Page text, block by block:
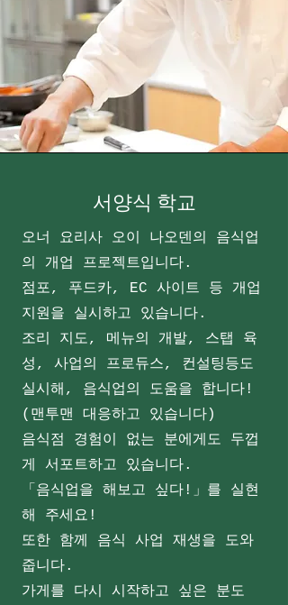
서양식 학교
오너 요리사 오이 나오덴의 음식업
의 개업 프로젝트입니다.
점포, 푸드카, EC 사이트 등 개업
지원을 실시하고 있습니다.
조리 지도, 메뉴의 개발, 스탭 육
성, 사업의 프로듀스, 컨설팅등도
실시해, 음식업의 도움을 합니다!
(맨투맨 대응하고 있습니다)
음식점 경험이 없는 분에게도 두껍
게 서포트하고 있습니다.
「음식업을 해보고 싶다!」를 실현
해 주세요!
또한 함께 음식 사업 재생을 도와
줍니다.
가게를 다시 시작하고 싶은 분도